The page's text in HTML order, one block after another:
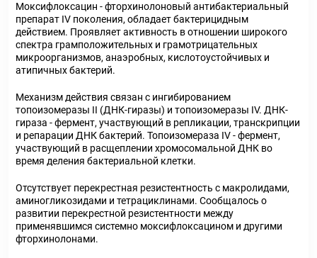
Моксифлоксацин - фторхинолоновый антибактериальный
препарат IV поколения, обладает бактерицидным
действием. Проявляет активность в отношении широкого
спектра грамположительных и грамотрицательных
микроорганизмов, анаэробных, кислотоустойчивых и
атипичных бактерий.
Механизм действия связан с ингибированием
топоизомеразы II (ДНК-гиразы) и топоизомеразы IV. ДНК-
гираза - фермент, участвующий в репликации, транскрипции
и репарации ДНК бактерий. Топоизомераза IV - фермент,
участвующий в расщеплении хромосомальной ДНК во
время деления бактериальной клетки.
Отсутствует перекрестная резистентность с макролидами,
аминогликозидами и тетрациклинами. Сообщалось о
развитии перекрестной резистентности между
применявшимся системно моксифлоксацином и другими
фторхинолонами.